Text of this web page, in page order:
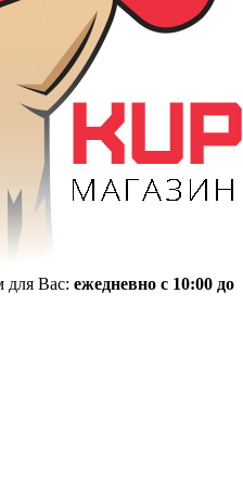
для Вас: ежедневно с 10:00 до